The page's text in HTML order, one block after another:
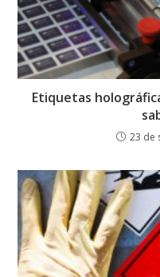
Etiquetas
23 de